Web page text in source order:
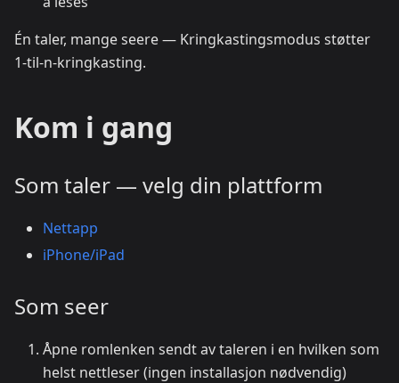
Én taler, mange seere — Kringkastingsmodus støtter
1-til-n-kringkasting.
Kom i gang
Som taler — velg din plattform
Nettapp
iPhone/iPad
Som seer
Åpne romlenken sendt av taleren i en hvilken som
helst nettleser (ingen installasjon nødvendig)